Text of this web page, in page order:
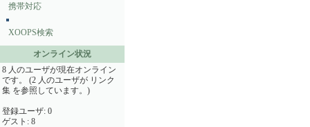
携帯対応
XOOPS検索
オンライン状況
8 人のユーザが現在オンライン
です。 (2 人のユーザが リンク
集 を参照しています。)
登録ユーザ: 0
ゲスト: 8